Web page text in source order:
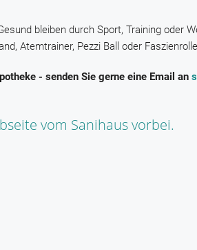
bleiben durch Sport, Training oder
Atemtrainer, Pezzi Ball oder
- senden Sie gerne eine Email an
vom Sanihaus vorbei.